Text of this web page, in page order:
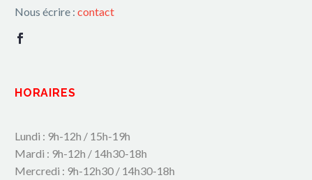
Nous écrire : contact
HORAIRES
Lundi : 9h-12h / 15h-19h
Mardi : 9h-12h / 14h30-18h
Mercredi : 9h-12h30 / 14h30-18h